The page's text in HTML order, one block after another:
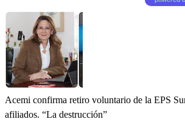
Acemi confirma retiro voluntario de la EPS
afiliados. “La destrucción”